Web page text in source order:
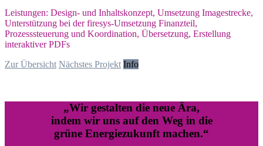
Leistungen: Design- und Inhaltskonzept, Umsetzung Imagestrecke,
Unterstützung bei der firesys-Umsetzung Finanzteil,
Prozesssteuerung und Koordination, Übersetzung, Erstellung
interaktiver PDFs
Zur Übersicht Nächstes Projekt Info
„Wir gestalten die neue Ära,
indem wir uns auf den Weg in die
grüne Energiezukunft machen.“